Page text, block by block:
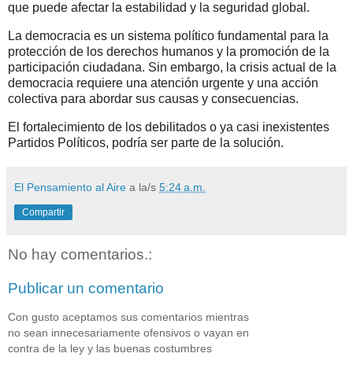
que puede afectar la estabilidad y la seguridad global.
La democracia es un sistema político fundamental para la
protección de los derechos humanos y la promoción de la
participación ciudadana. Sin embargo, la crisis actual de la
democracia requiere una atención urgente y una acción
colectiva para abordar sus causas y consecuencias.
El fortalecimiento de los debilitados o ya casi inexistentes
Partidos Políticos, podría ser parte de la solución.
El Pensamiento al Aire a la/s 5:24 a.m.
Compartir
No hay comentarios.:
Publicar un comentario
Con gusto aceptamos sus comentarios mientras
no sean innecesariamente ofensivos o vayan en
contra de la ley y las buenas costumbres